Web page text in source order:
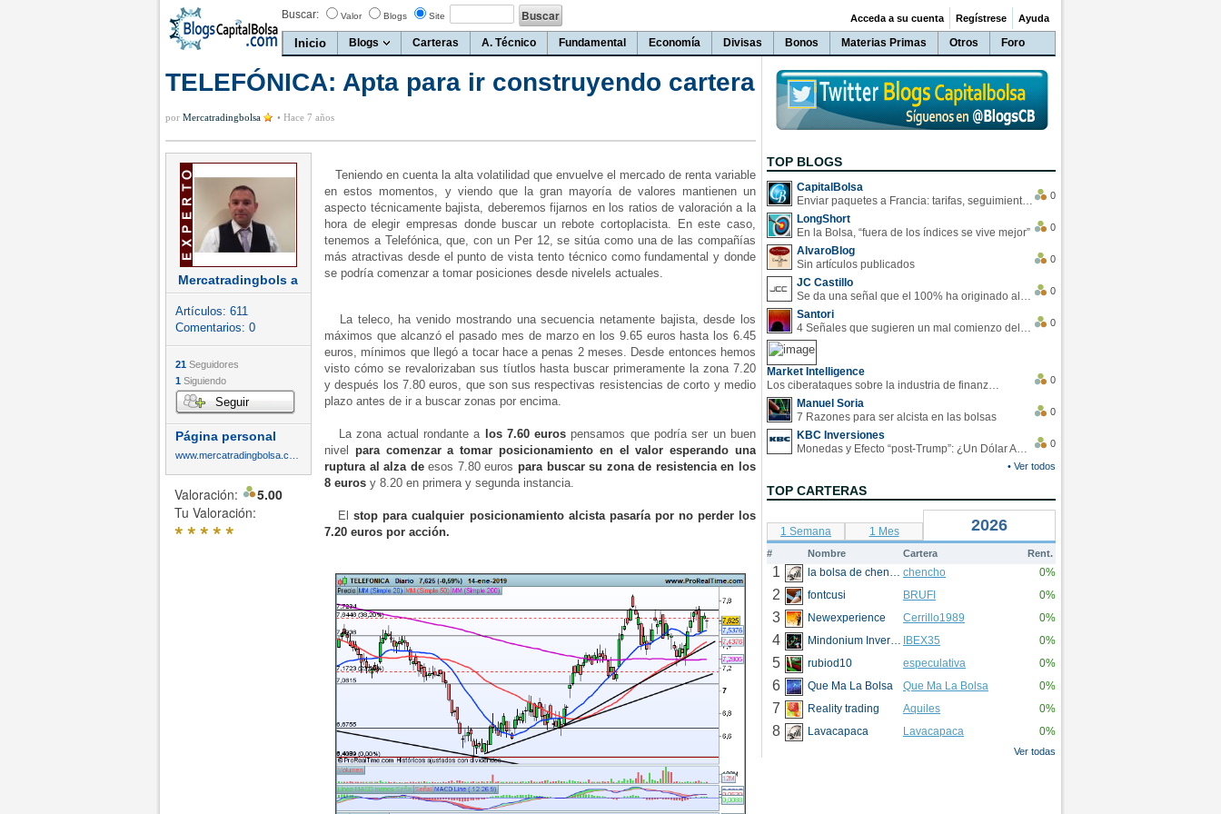
Buscar: Valor Blogs Site
Inicio Blogs Carteras A. Técnico Fundamental Economía Divisas Bonos Materias Primas Otros Foro
Acceda a su cuenta Regístrese Ayuda
TELEFÓNICA: Apta para ir construyendo cartera
por Mercatradingbolsa • Hace 7 años
Mercatradingbols a
Artículos: 611
Comentarios: 0
21 Seguidores
1 Siguiendo
Seguir
Página personal
Valoración:
5.00
Tu Valoración:
*****
Teniendo en cuenta la alta volatilidad que envuelve el mercado de renta variable
en estos momentos, y viendo que la gran mayoría de valores mantienen un
aspecto técnicamente bajista, deberemos fijarnos en los ratios de valoración a la
hora de elegir empresas donde buscar un rebote cortoplacista. En este caso,
tenemos a Telefónica, que, con un Per 12, se sitúa como una de las compañías
más atractivas desde el punto de vista tento técnico como fundamental y donde
se podría comenzar a tomar posiciones desde nivelels actuales.
La teleco, ha venido mostrando una secuencia netamente bajista, desde los
máximos que alcanzó el pasado mes de marzo en los 9.65 euros hasta los 6.45
euros, mínimos que llegó a tocar hace a penas 2 meses. Desde entonces hemos
visto cómo se revalorizaban sus tíutlos hasta buscar primeramente la zona 7.20
y después los 7.80 euros, que son sus respectivas resistencias de corto y medio
plazo antes de ir a buscar zonas por encima.
La zona actual rondante a los 7.60 eurospensamos que podría ser un buen
nivel
para comenzar a tomar posicionamiento en el valor esperando una
ruptura al alza deesos 7.80 euros para buscar su zona de resistencia en los
8 euros y 8.20 en primera y segunda instancia.
Elstop para cualquier posicionamiento alcista pasaría por no perder los
7.20 euros por acción.
TOP BLOGS
CapitalBolsa
Enviar paquetes a Francia: tarifas, seguimiento y ventajas destacadas
0
LongShort
En la Bolsa, “fuera de los índices se vive mejor”
0
AlvaroBlog
Sin artículos publicados
0
JC Castillo
Se da una señal que el 100% ha originado alzas en las bolsas
0
Santori
4 Señales que sugieren un mal comienzo del 3T de la economía EEUU
0
Market Intelligence
Los ciberataques sobre la industria de finanzas se han duplicado este año
0
Manuel Soria
7 Razones para ser alcista en las bolsas
0
KBC Inversiones
Monedas y Efecto “post-Trump”: ¿Un Dólar Americano operando en rangos?
0
• Ver todos
TOP CARTERAS
1 Semana 1 Mes 2026
# Nombre Cartera Rent.
1 la bolsa de chencho chencho 0%
2 fontcusi BRUFI 0%
3 Newexperience Cerrillo1989 0%
4 Mindonium Inversions IBEX35 0%
5 rubiod10 especulativa 0%
6 Que Ma La Bolsa Que Ma La Bolsa 0%
7 Reality trading Aquiles 0%
8 Lavacapaca Lavacapaca 0%
Ver todas